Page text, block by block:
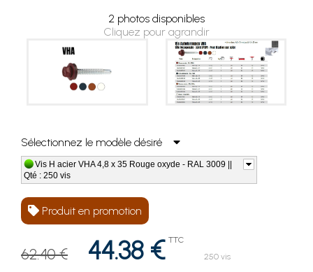
2 photos disponibles
Cliquez pour agrandir
Sélectionnez le modèle désiré
Vis H acier VHA 4,8 x 35 Rouge oxyde - RAL 3009 ||
Qté : 250 vis
Produit en promotion
62.40 € 44.38 € TTC
250 vis